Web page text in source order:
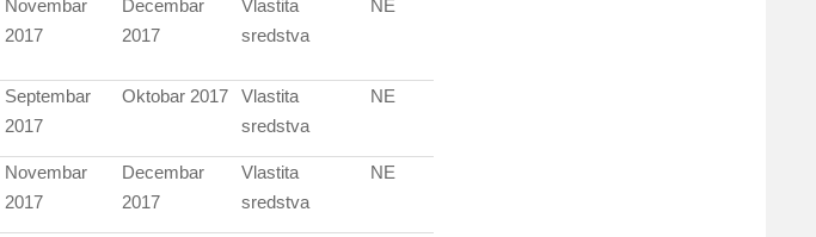
Novembar
2017
Decembar
2017
Vlastita
sredstva
NE
Septembar
2017
Oktobar 2017
Vlastita
sredstva
NE
Novembar
2017
Decembar
2017
Vlastita
sredstva
NE